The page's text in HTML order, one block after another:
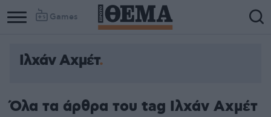
Games
Ιλχάν Αχμέτ
Όλα τα άρθρα του tag Ιλχάν Αχμέτ